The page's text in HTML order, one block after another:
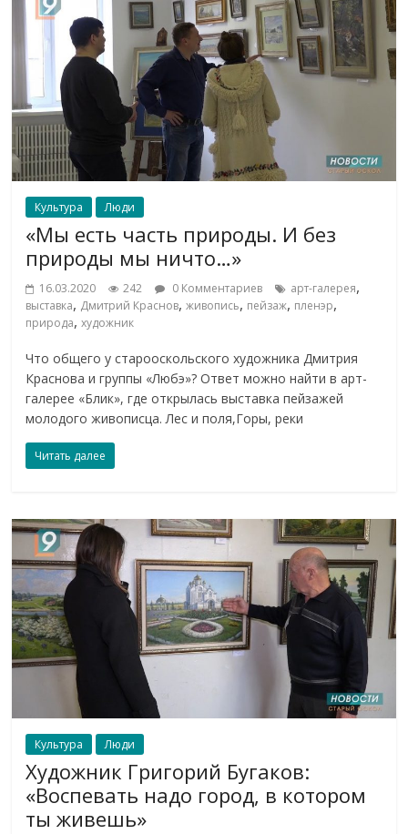
Культура Люди
«Мы есть часть природы. И без
природы мы ничто…»
16.03.2020 242 0 Комментариев арт-галерея,
выставка, Дмитрий Краснов,живопись, пейзаж, пленэр,
природа,художник
Что общего у старооскольского художника Дмитрия
Краснова и группы «Любэ»? Ответ можно найти в арт-
галерее «Блик», где открылась выставка пейзажей
молодого живописца. Лес и поля,Горы, реки
Читать далее
Культура Люди
Художник Григорий Бугаков:
«Воспевать надо город, в котором
ты живешь»